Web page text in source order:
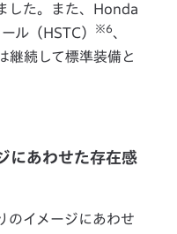
した。また、Honda
ル（HSTC）
※6、
継続して標準装備と
にあわせた存在感
のイメージにあわせ